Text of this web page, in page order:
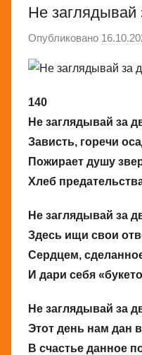
Не заглядывай
Опубликовано
140
Не заглядывай за
Зависть, горечи
Пожирает душу
Хлеб
Не заглядывай за
Здесь ищи свои
Сердцем,
И дари себя
Не заглядывай за
Этот день нам дан
В счастье данное